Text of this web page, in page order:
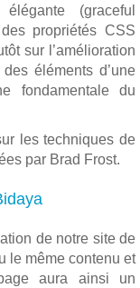
(graceful
propriétés CSS
sur l’amélioration
éléments d’une
fondamentale du
les techniques de
par Brad Frost.
de notre site de
le même contenu et
aura ainsi un